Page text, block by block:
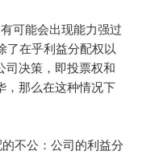
可能会出现能力强过
了在乎利益分配权以
司决策，即投票权和
，那么在这种情况下
不公：公司的利益分